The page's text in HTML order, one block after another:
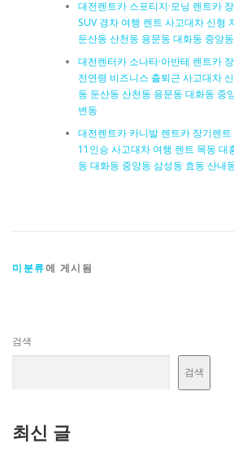
대전렌트카 스포티지·모닝 렌트카
SUV 경차 여행 렌트 사고대차 신형
둔산동 산천동 용문동 대화동 중앙
대전렌터카 소나타·아반테 렌트카
전연령 비즈니스 출퇴근 사고대차
동 둔산동 산천동 용문동 대화동 중
변동
대전렌트카 카니발 렌트카 장기렌
11인승 사고대차 여행 렌트 목동 대
동 대화동 중앙동 삼성동 효동 산내
미분류에 게시됨
검색
검색
최신 글